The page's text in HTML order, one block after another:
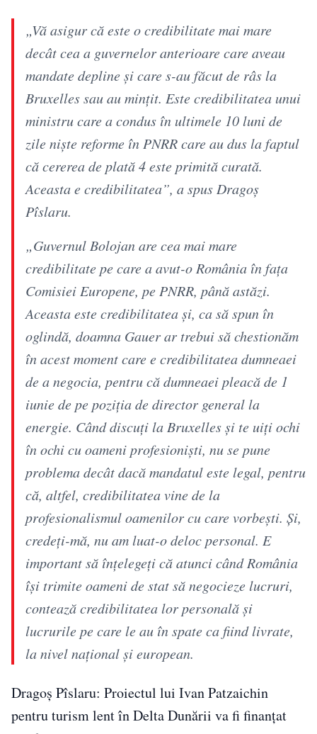
„Vă asigur că este o credibilitate mai mare
decât cea a guvernelor anterioare care aveau
mandate depline şi care s-au făcut de râs la
Bruxelles sau au minţit. Este credibilitatea unui
ministru care a condus în ultimele 10 luni de
zile nişte reforme în PNRR care au dus la faptul
că cererea de plată 4 este primită curată.
Aceasta e credibilitatea”, a spus Dragoş
Pîslaru.
„Guvernul Bolojan are cea mai mare
credibilitate pe care a avut-o România în faţa
Comisiei Europene, pe PNRR, până astăzi.
Aceasta este credibilitatea şi, ca să spun în
oglindă, doamna Gauer ar trebui să chestionăm
în acest moment care e credibilitatea dumneaei
de a negocia, pentru că dumneaei pleacă de 1
iunie de pe poziţia de director general la
energie. Când discuţi la Bruxelles şi te uiţi ochi
în ochi cu oameni profesionişti, nu se pune
problema decât dacă mandatul este legal, pentru
că, altfel, credibilitatea vine de la
profesionalismul oamenilor cu care vorbeşti. Şi,
credeţi-mă, nu am luat-o deloc personal. E
important să înţelegeţi că atunci când România
îşi trimite oameni de stat să negocieze lucruri,
contează credibilitatea lor personală şi
lucrurile pe care le au în spate ca fiind livrate,
la nivel naţional şi european.
Dragoș Pîslaru: Proiectul lui Ivan Patzaichin
pentru turism lent în Delta Dunării va fi finanțat